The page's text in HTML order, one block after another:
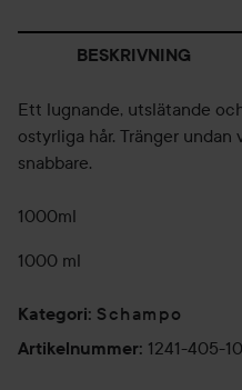
BESKRIVNING
Ett lugnande, utslätande
ostyrliga hår. Tränger undan
snabbare.
1000ml
1000 ml
Kategori: Schampo
Artikelnummer: 1241-405-